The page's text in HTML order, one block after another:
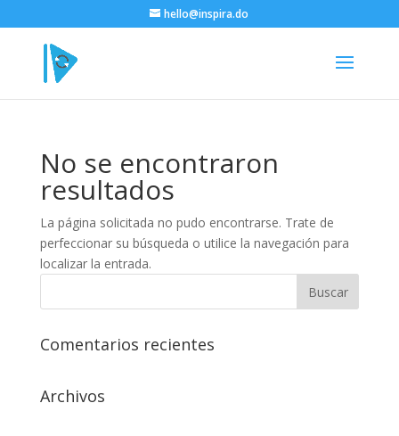
hello@inspira.do
No se encontraron
resultados
La página solicitada no pudo encontrarse. Trate de
perfeccionar su búsqueda o utilice la navegación para
localizar la entrada.
Comentarios recientes
Archivos